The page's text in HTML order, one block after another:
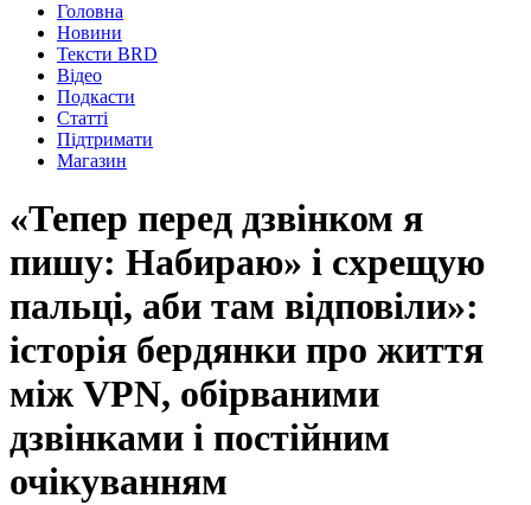
Головна
Новини
Тексти BRD
Відео
Подкасти
Статті
Підтримати
Магазин
«Тепер перед дзвінком я
пишу: Набираю» і схрещую
пальці, аби там відповіли»:
історія бердянки про життя
між VPN, обірваними
дзвінками і постійним
очікуванням